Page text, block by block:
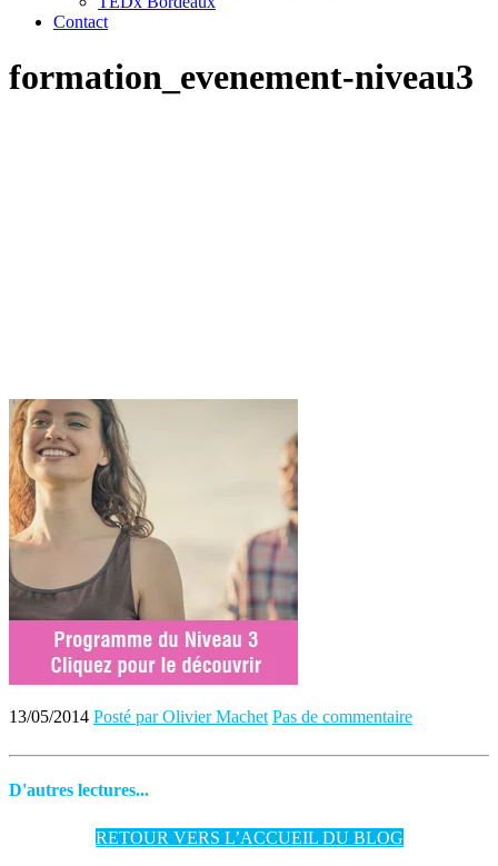
Contact
formation_evenement-niveau3
13/05/2014 Posté par Olivier Machet Pas de commentaire
D'autres lectures...
RETOUR VERS L’ACCUEIL DU BLOG